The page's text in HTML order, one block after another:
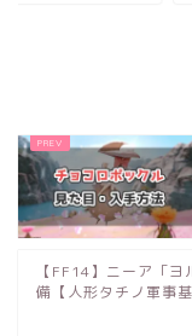
【FF14】ニーア「
備【人形タチノ軍事基